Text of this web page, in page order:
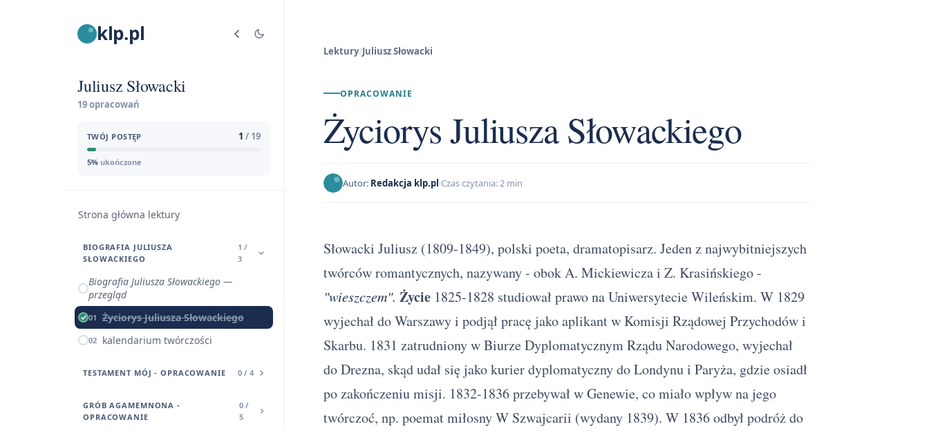
klp.pl
Juliusz Słowacki
19 opracowań
TWÓJ POSTĘP 1 / 19
5% ukończone
Strona główna lektury
BIOGRAFIA JULIUSZA
SŁOWACKIEGO
1 /
3
Biografia Juliusza Słowackiego —
przegląd
01 Życiorys Juliusza Słowackiego
02 kalendarium twórczości
TESTAMENT MÓJ - OPRACOWANIE 0 / 4
GRÓB AGAMEMNONA -
OPRACOWANIE
0 /
5
Lektury/Juliusz Słowacki
OPRACOWANIE
Życiorys Juliusza Słowackiego
Autor: Redakcja klp.pl Czas czytania: 2 min
Słowacki Juliusz (1809-1849), polski poeta, dramatopisarz. Jeden z najwybitniejszych
twórców romantycznych, nazywany - obok A. Mickiewicza i Z. Krasińskiego -
"wieszczem". Życie 1825-1828 studiował prawo na Uniwersytecie Wileńskim. W 1829
wyjechał do Warszawy i podjął pracę jako aplikant w Komisji Rządowej Przychodów i
Skarbu. 1831 zatrudniony w Biurze Dyplomatycznym Rządu Narodowego, wyjechał
do Drezna, skąd udał się jako kurier dyplomatyczny do Londynu i Paryża, gdzie osiadł
po zakończeniu misji. 1832-1836 przebywał w Genewie, co miało wpływ na jego
twórczoć, np. poemat miłosny W Szwajcarii (wydany 1839). W 1836 odbył podróż do